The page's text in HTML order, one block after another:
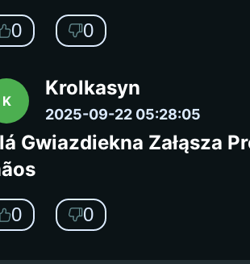
0 0
K
Krolkasyn
2025-09-22 05:28:05
Gwiazdiekna Załąsza
0 0